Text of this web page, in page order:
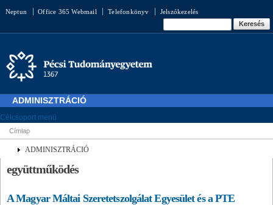
Neptun Office 365 Webmail Telefonkönyv Jelszókezelés
Keresés
ADMINISZTRÁCIÓ
Célcsoport menü
Jelenlegi hely
Címlap
ADMINISZTRÁCIÓ
együttműködés
A Magyar Máltai Szeretetszolgálat Egyesület és a PTE